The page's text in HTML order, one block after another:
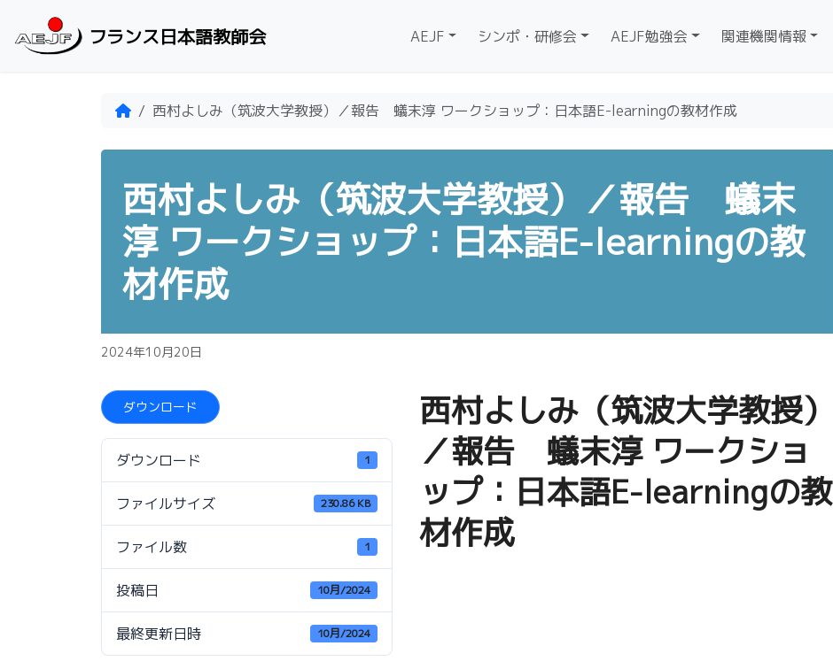
フランス日本語教師会 AEJF シンポ・研修会 AEJF勉強会 関連機関情報
Home西村よしみ（筑波大学教授）／報告 蟻末淳 ワークショップ：日本語E-learningの教材作成
西村よしみ（筑波大学教授）／報告 蟻末
淳 ワークショップ：日本語E-learningの教
材作成
2024年10月20日
ダウンロード
ダウンロード 1
ファイルサイズ 230.86 KB
ファイル数 1
投稿日 10月/2024
最終更新日時 10月/2024
西村よしみ（筑波大学教授）
／報告 蟻末淳 ワークショ
ップ：日本語E-learningの教
材作成